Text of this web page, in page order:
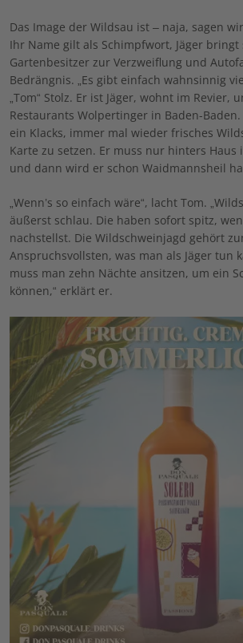
Das Image der Wildsau ist – naja, sagen
Ihr Name gilt als Schimpfwort, Jäger
Gartenbesitzer zur Verzweiflung und
Bedrängnis. „Es gibt einfach wahnsinnig
„Tom“ Stolz. Er ist Jäger, wohnt im Revier,
Restaurants Wolpertinger in Baden-
ein Klacks, immer mal wieder frisches
Karte zu setzen. Er muss nur hinters Haus
und dann wird er schon Waidmannsheil
„Wenn’s so einfach wäre“, lacht Tom.
äußerst schlau. Die haben sofort spitz,
nachstellst. Die Wildschweinjagd gehört
Anspruchsvollsten, was man als Jäger tun
muss man zehn Nächte ansitzen, um ein
können,“ erklärt er.